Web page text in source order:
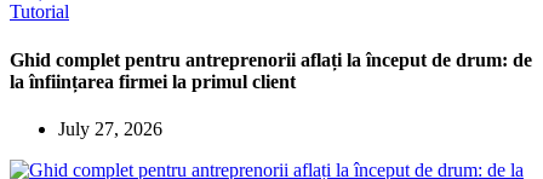
Tutorial
Ghid complet pentru antreprenorii aflați la început de drum: de
la înființarea firmei la primul client
July 27, 2026